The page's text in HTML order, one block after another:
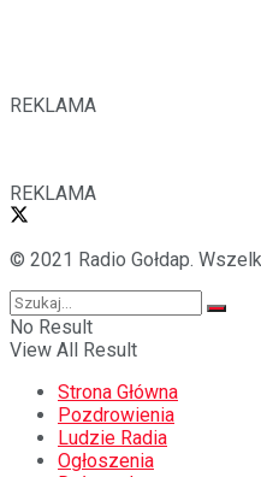
REKLAMA
REKLAMA
© 2021 Radio Gołdap.
No Result
View All Result
Strona Główna
Pozdrowienia
Ludzie Radia
Ogłoszenia